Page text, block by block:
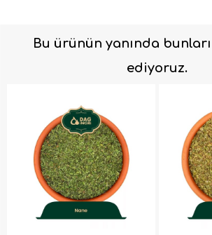
Bu ürünün yanında
ediyoruz.